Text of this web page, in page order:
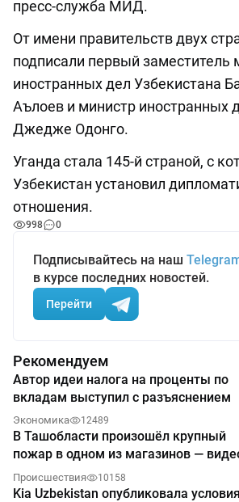
пресс-служба МИД.
От имени правительств двух
подписали первый заместитель
иностранных дел Узбекистана
Аълоев и министр иностранных
Джедже Одонго.
Уганда стала 145-й страной, с
Узбекистан установил
отношения.
998 0
Подписывайтесь на наш
в курсе последних новостей.
Перейти
Рекомендуем
Автор идеи налога на проценты по
вкладам выступил с разъяснением
Экономика 12489
В Ташобласти произошёл крупный
пожар в одном из магазинов —
Происшествия 10158
Kia Uzbekistan опубликовала условия